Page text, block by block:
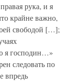
рука, и я
крайне важно,
свободой […];
я господин…»
следовать по
впредь